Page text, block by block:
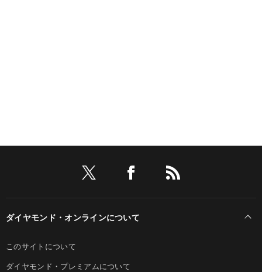
ダイヤモンド・オンラインについて
このサイトについて
ダイヤモンド・プレミアムについて